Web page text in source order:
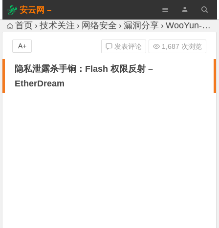
安云网 –
AnYun.ORG
首页 技术关注 网络安全 漏洞分享 WooYun-Drops
隐私泄露杀手锏：Flash 权限反射 –
EtherDream
发表评论 1,687 次浏览
A+